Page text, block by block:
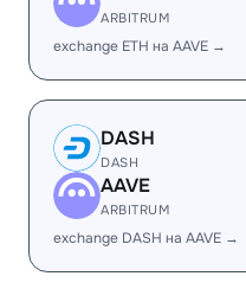
ARBITRUM
exchange ETH на AAVE →
DASH
DASH
AAVE
ARBITRUM
exchange DASH на AAVE →